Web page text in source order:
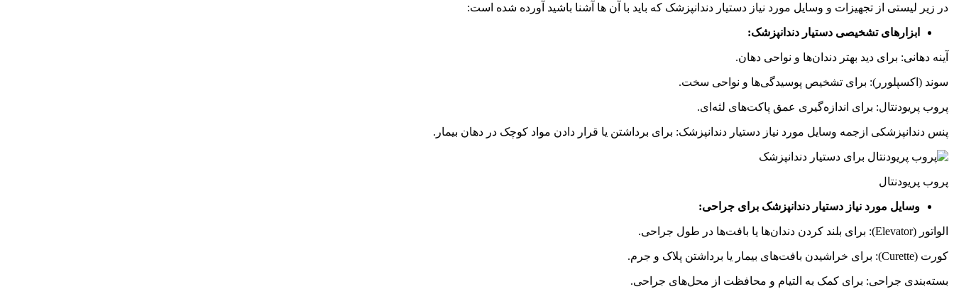
در زیر لیستی از تجهیزات و وسایل مورد نیاز دستیار دندانپزشک که باید با آن ها آشنا باشید آورده شده است:
ابزارهای تشخیصی دستیار دندانپزشک:
آینه دهانی: برای دید بهتر دندان‌ها و نواحی دهان.
سوند ( اکسپلورر ): برای تشخیص پوسیدگی‌ها و نواحی سخت.
پروب پریودنتال: برای اندازه‌گیری عمق پاکت‌های لثه‌ای.
پنس دندانپزشکی ازجمه وسایل مورد نیاز دستیار دندانپزشک: برای برداشتن یا قرار دادن مواد کوچک در دهان بیمار .
پروب پریودنتال
وسایل مورد نیاز دستیار دندانپزشک برای جراحی:
الواتور (
Elevator
): برای بلند کردن دندان‌ها یا بافت‌ها در طول جراحی.
کورت (
Curette
): برای خراشیدن بافت‌های بیمار یا برداشتن پلاک و جرم.
بسته‌بندی جراحی: برای کمک به التیام و محافظت از محل‌های جراحی.